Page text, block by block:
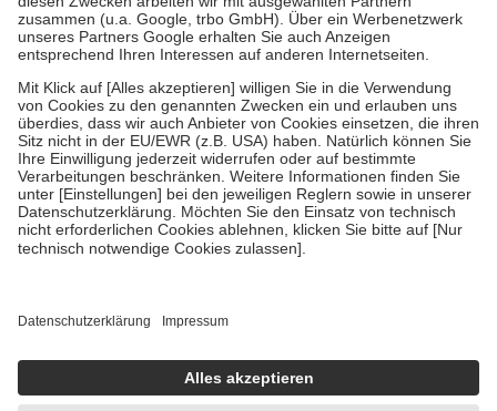
Verordnung.
Um das Engagement der Versicherten für ihre eigene Gesundheit zu
stärken und die besondere Stellung der Familie zu unterstützen,
fallenkeine Zuzahlungenan bei:
• Kindern und Jugendlichen bis zum vollendeten 18. Lebensjahr
mit Ausnahme der Fahrkosten
• Untersuchungen zur Vorsorge und Früherkennung, die von der
GKV getragen werden
• empfohlenen Schutzimpfungen
• Harn- und Blutteststreifen
getroffen, um sicherzustellen, dass es sich um echte Bewertungen
https://help.etrusted.com/hc/de/articles/4419944605341
Einige Bilder und Inhalte wurden unter Zuhilfenahme künstlicher